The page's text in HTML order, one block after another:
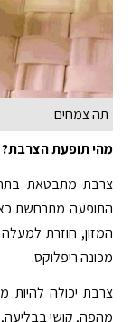
תה צמחים
מהי תופעת הצרבת?
צרבת מתבטאת
התופעה מתרחשת
המזון, חוזרת
מכונה ריפלוקס.
צרבת יכולה להיות
מהפה, קושי בבליעה,